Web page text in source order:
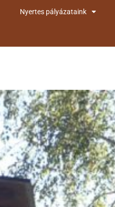
Nyertes pályázataink